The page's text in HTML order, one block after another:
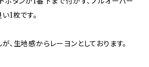
1枚です。
、生地感からレーヨンとしております。